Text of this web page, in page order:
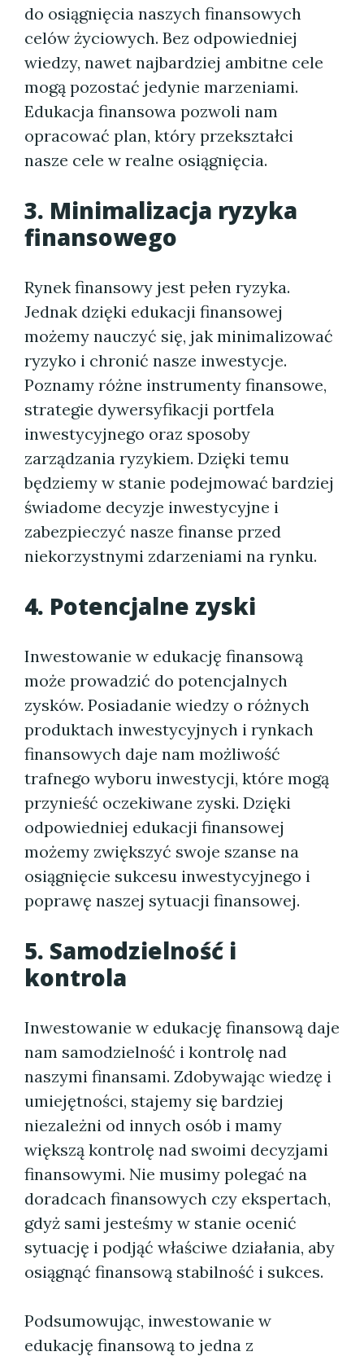
do osiągnięcia naszych finansowych
celów życiowych. Bez odpowiedniej
wiedzy, nawet najbardziej ambitne cele
mogą pozostać jedynie marzeniami.
Edukacja finansowa pozwoli nam
opracować plan, który przekształci
nasze cele w realne osiągnięcia.
3. Minimalizacja ryzyka
finansowego
Rynek finansowy jest pełen ryzyka.
Jednak dzięki edukacji finansowej
możemy nauczyć się, jak minimalizować
ryzyko i chronić nasze inwestycje.
Poznamy różne instrumenty finansowe,
strategie dywersyfikacji portfela
inwestycyjnego oraz sposoby
zarządzania ryzykiem. Dzięki temu
będziemy w stanie podejmować bardziej
świadome decyzje inwestycyjne i
zabezpieczyć nasze finanse przed
niekorzystnymi zdarzeniami na rynku.
4. Potencjalne zyski
Inwestowanie w edukację finansową
może prowadzić do potencjalnych
zysków. Posiadanie wiedzy o różnych
produktach inwestycyjnych i rynkach
finansowych daje nam możliwość
trafnego wyboru inwestycji, które mogą
przynieść oczekiwane zyski. Dzięki
odpowiedniej edukacji finansowej
możemy zwiększyć swoje szanse na
osiągnięcie sukcesu inwestycyjnego i
poprawę naszej sytuacji finansowej.
5. Samodzielność i
kontrola
Inwestowanie w edukację finansową daje
nam samodzielność i kontrolę nad
naszymi finansami. Zdobywając wiedzę i
umiejętności, stajemy się bardziej
niezależni od innych osób i mamy
większą kontrolę nad swoimi decyzjami
finansowymi. Nie musimy polegać na
doradcach finansowych czy ekspertach,
gdyż sami jesteśmy w stanie ocenić
sytuację i podjąć właściwe działania, aby
osiągnąć finansową stabilność i sukces.
Podsumowując, inwestowanie w
edukację finansową to jedna z